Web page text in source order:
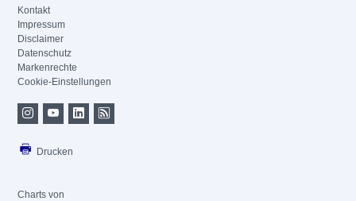
Kontakt
Impressum
Disclaimer
Datenschutz
Markenrechte
Cookie-Einstellungen
Drucken
Charts von